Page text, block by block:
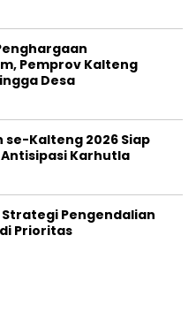
Pemprov Kalteng
Desa
se-Kalteng 2026 Siap
Karhutla
Pengendalian
Prioritas